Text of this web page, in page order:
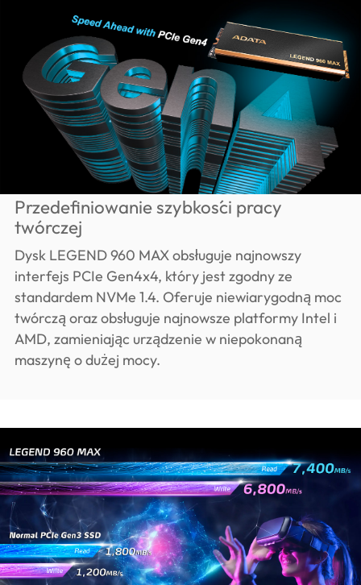
Przedefiniowanie szybkości pracy
twórczej
Dysk LEGEND 960 MAX obsługuje najnowszy
interfejs PCIe Gen4x4, który jest zgodny ze
standardem NVMe 1.4. Oferuje niewiarygodną moc
twórczą oraz obsługuje najnowsze platformy Intel i
AMD, zamieniając urządzenie w niepokonaną
maszynę o dużej mocy.